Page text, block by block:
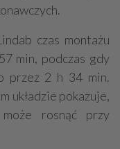
czas montażu
min, podczas gdy
przez 2 h 34 min.
układzie pokazuje,
rosnąć przy